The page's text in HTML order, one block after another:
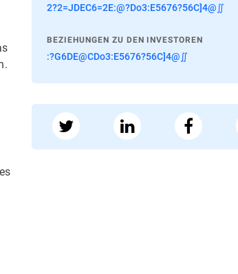
2?2=JDEC6=2E:@?Do3:E5676?56C]4@∬
BEZIEHUNGEN ZU DEN INVESTOREN
:?G6DE@CDo3:E5676?56C]4@∬